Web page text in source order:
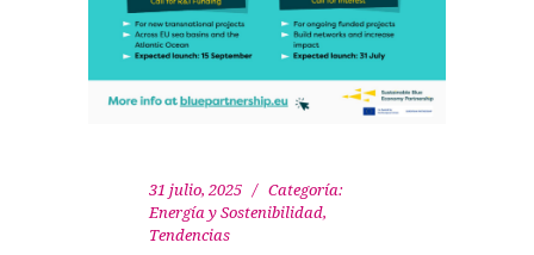
31 julio, 2025
Categoría:
Energía y Sostenibilidad,
Tendencias